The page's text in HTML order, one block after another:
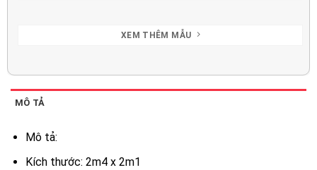
XEM THÊM MẪU
MÔ TẢ
Mô tả:
Kích thước: 2m4 x 2m1